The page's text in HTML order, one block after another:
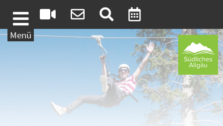
Weiter zum Inhalt
Menü